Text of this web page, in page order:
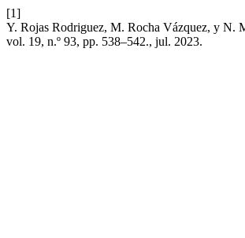
[1]
Y. Rojas Rodriguez, M. Rocha Vázquez, y N.
vol. 19, n.º 93, pp. 538–542., jul. 2023.